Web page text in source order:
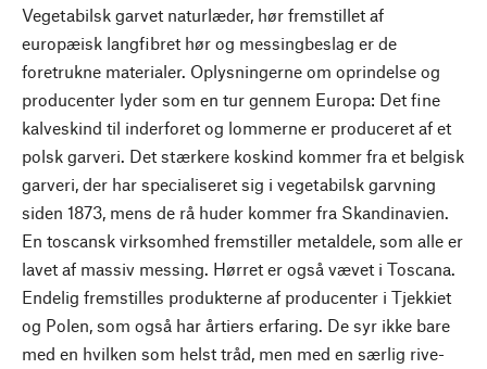
Vegetabilsk garvet naturlæder, hør fremstillet af
europæisk langfibret hør og messingbeslag er de
foretrukne materialer. Oplysningerne om oprindelse og
producenter lyder som en tur gennem Europa: Det fine
kalveskind til inderforet og lommerne er produceret af et
polsk garveri. Det stærkere koskind kommer fra et belgisk
garveri, der har specialiseret sig i vegetabilsk garvning
siden 1873, mens de rå huder kommer fra Skandinavien.
En toscansk virksomhed fremstiller metaldele, som alle er
lavet af massiv messing. Hørret er også vævet i Toscana.
Endelig fremstilles produkterne af producenter i Tjekkiet
og Polen, som også har årtiers erfaring. De syr ikke bare
med en hvilken som helst tråd, men med en særlig rive-